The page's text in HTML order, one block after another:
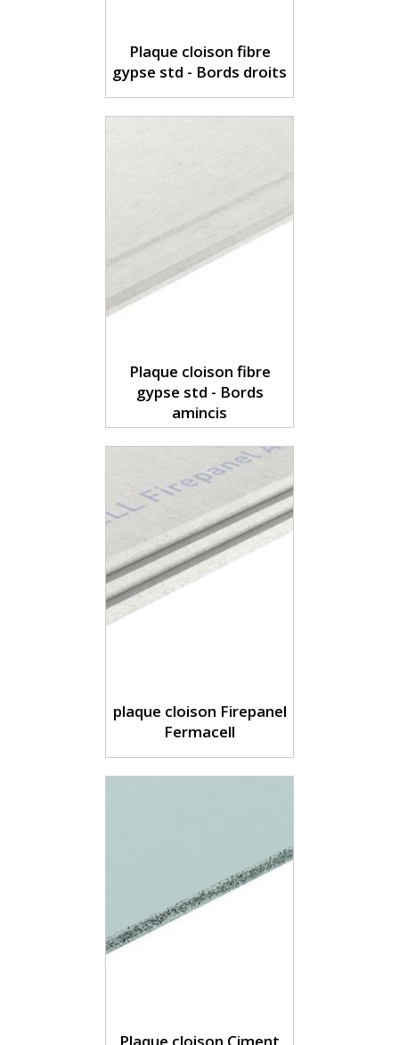
Plaque cloison fibre
gypse std - Bords droits
Plaque cloison fibre
gypse std - Bords
amincis
plaque cloison Firepanel
Fermacell